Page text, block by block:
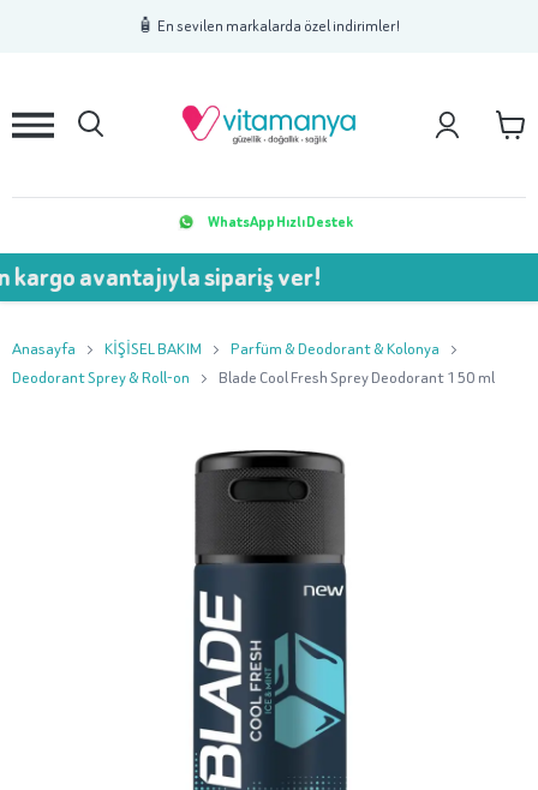
🧴 En sevilen markalarda özel indirimler!
2 3
WhatsApp Hızlı Destek
avantajıyla sipariş ver!
Anasayfa KİŞİSEL BAKIM
Parfüm & Deodorant & Kolonya
Deodorant Sprey & Roll-on
Blade Cool Fresh Sprey Deodorant 150 ml